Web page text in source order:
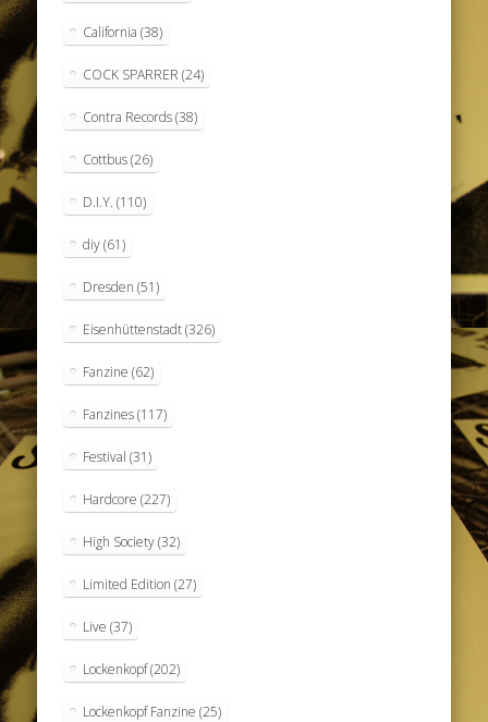
California (38)
COCK SPARRER (24)
Contra Records(38)
Cottbus(26)
D.I.Y. (110)
diy(61)
Dresden (51)
Eisenhüttenstadt(326)
Fanzine (62)
Fanzines(117)
Festival (31)
Hardcore (227)
High Society(32)
Limited Edition (27)
Live (37)
Lockenkopf(202)
Lockenkopf Fanzine (25)